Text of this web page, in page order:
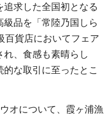
追求した全国初となる
品を「常陸乃国しら
百貨店においてフェア
れ、食感も素晴らし
な取引に至ったとこ
オについて、霞ヶ浦漁